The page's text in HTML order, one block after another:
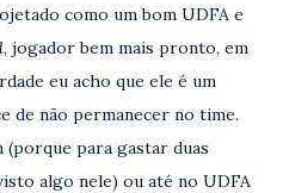
como um bom UDFA e
, jogador bem mais pronto, em
eu acho que ele é um
de não permanecer no time.
(porque para gastar duas
algo nele) ou até no UDFA